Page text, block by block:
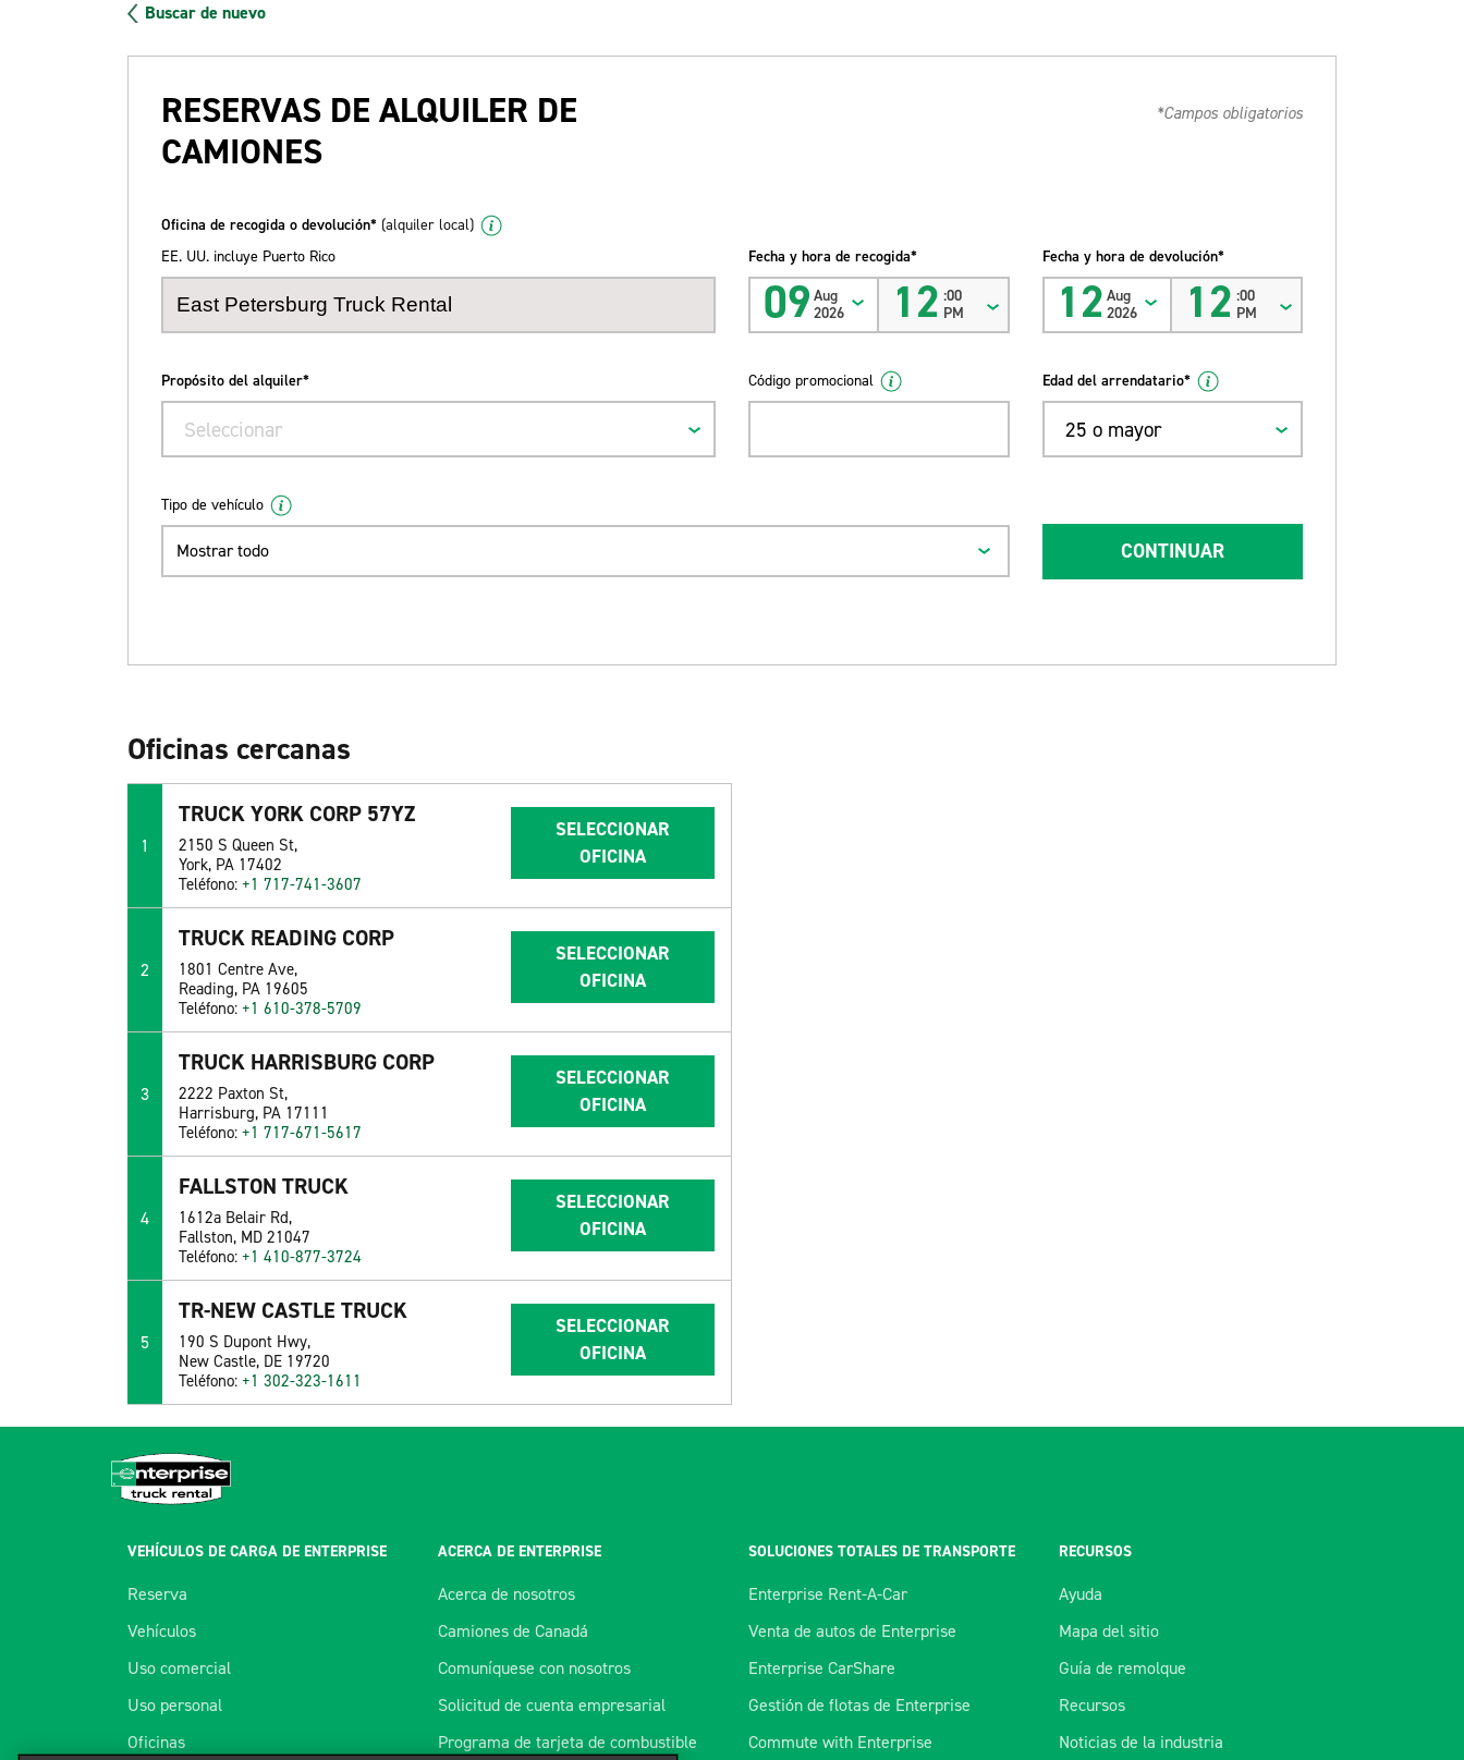
Buscar de nuevo
RESERVAS DE ALQUILER DE
CAMIONES
*Campos obligatorios
Oficina de recogida o devolución* (alquiler local)
EE. UU. incluye Puerto Rico
Fecha y hora de recogida*
09 Aug
2026
12 :00
PM
Fecha y hora de devolución*
12 Aug
2026
12 :00
PM
Propósito del alquiler*
Seleccionar
Código promocional Edad del arrendatario*
25 o mayor
Tipo de vehículo
Mostrar todo CONTINUAR
Oficinas cercanas
1
TRUCK YORK CORP 57YZ
2150 S Queen St,
York, PA 17402
Teléfono:+1 717-741-3607
SELECCIONAR
OFICINA
2
TRUCK READING CORP
1801 Centre Ave,
Reading, PA 19605
Teléfono:+1 610-378-5709
SELECCIONAR
OFICINA
3
TRUCK HARRISBURG CORP
2222 Paxton St,
Harrisburg, PA 17111
Teléfono:+1 717-671-5617
SELECCIONAR
OFICINA
4
FALLSTON TRUCK
1612a Belair Rd,
Fallston, MD 21047
Teléfono:+1 410-877-3724
SELECCIONAR
OFICINA
5
TR-NEW CASTLE TRUCK
190 S Dupont Hwy,
New Castle, DE 19720
Teléfono:+1 302-323-1611
SELECCIONAR
OFICINA
VEHÍCULOS DE CARGA DE ENTERPRISE
Reserva
Vehículos
Uso comercial
Uso personal
Oficinas
ACERCA DE ENTERPRISE
Acerca de nosotros
Camiones de Canadá
Comuníquese con nosotros
Solicitud de cuenta empresarial
Programa de tarjeta de combustible
SOLUCIONES TOTALES DE TRANSPORTE
Enterprise Rent-A-Car
Venta de autos de Enterprise
Enterprise CarShare
Gestión de flotas de Enterprise
Commute with Enterprise
RECURSOS
Ayuda
Mapa del sitio
Guía de remolque
Recursos
Noticias de la industria